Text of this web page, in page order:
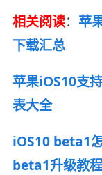
相关阅读： 苹
下载汇总
苹果iOS10支
表大全
iOS10 beta1
beta1升级教程